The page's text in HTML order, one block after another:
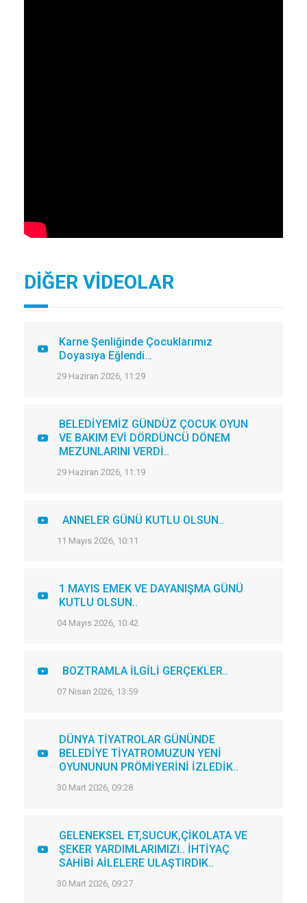
DİĞER VİDEOLAR
Karne Şenliğinde Çocuklarımız
Doyasıya Eğlendi…
29 Haziran 2026, 11:29
BELEDİYEMİZ GÜNDÜZ ÇOCUK OYUN
VE BAKIM EVİ DÖRDÜNCÜ DÖNEM
MEZUNLARINI VERDİ..
29 Haziran 2026, 11:19
ANNELER GÜNÜ KUTLU OLSUN..
11 Mayıs 2026, 10:11
1 MAYIS EMEK VE DAYANIŞMA GÜNÜ
KUTLU OLSUN..
04 Mayıs 2026, 10:42
BOZTRAMLA İLGİLİ GERÇEKLER..
07 Nisan 2026, 13:59
DÜNYA TİYATROLAR GÜNÜNDE
BELEDİYE TİYATROMUZUN YENİ
OYUNUNUN PRÖMİYERİNİ İZLEDİK..
30 Mart 2026, 09:28
GELENEKSEL ET,SUCUK,ÇİKOLATA VE
ŞEKER YARDIMLARIMIZI.. İHTİYAÇ
SAHİBİ AİLELERE ULAŞTIRDIK..
30 Mart 2026, 09:27